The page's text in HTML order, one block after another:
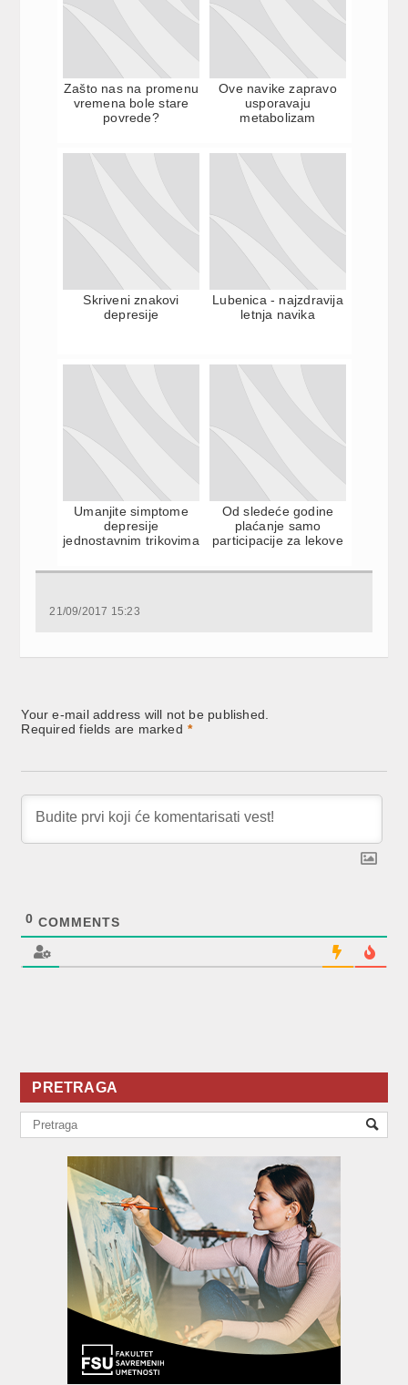
Zašto nas na promenu
vremena bole stare
povrede?
Ove navike zapravo
usporavaju
metabolizam
Skriveni znakovi
depresije
Lubenica - najzdravija
letnja navika
Umanjite simptome
depresije
jednostavnim trikovima
Od sledeće godine
plaćanje samo
participacije za lekove
21/09/2017 15:23
Your e-mail address will not be published.
Required fields are marked *
0 COMMENTS
PRETRAGA